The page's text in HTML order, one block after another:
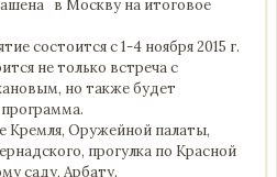
в Москву на итоговое
состоится с 1-4 ноября 2015 г.
не только встреча с
но также будет
Кремля, Оружейной палаты,
прогулка по Красной
саду, Арбату.